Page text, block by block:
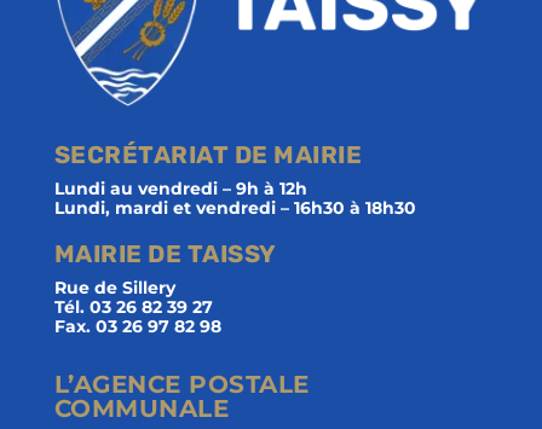
SECRÉTARIAT DE MAIRIE
Lundi au vendredi – 9h à 12h
Lundi, mardi et vendredi – 16h30 à 18h30
MAIRIE DE TAISSY
Rue de Sillery
Tél. 03 26 82 39 27
Fax. 03 26 97 82 98
L’AGENCE POSTALE
COMMUNALE